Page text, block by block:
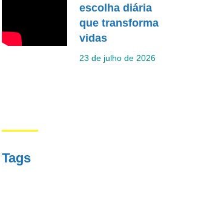
escolha diária
que transforma
vidas
23 de julho de 2026
Tags